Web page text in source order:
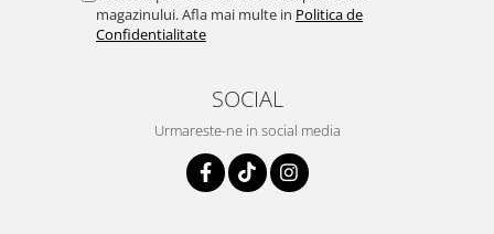
magazinului. Afla mai multe in Politica de
Confidentialitate
SOCIAL
Urmareste-ne in social media